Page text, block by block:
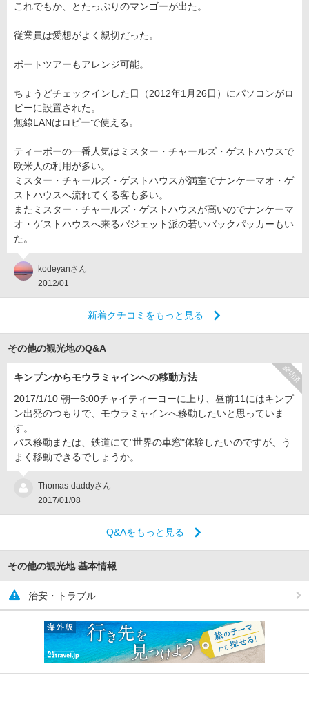
これでもか、とたっぷりのマンゴーが出た。
従業員は愛想がよく親切だった。
ボートツアーもアレンジ可能。
ちょうどチェックインした日（2012年1月26日）にパソコンがロ
ビーに設置された。
無線LANはロビーで使える。
ティーボーの一番人気はミスター・チャールズ・ゲストハウスで
欧米人の利用が多い。
ミスター・チャールズ・ゲストハウスが満室でナンケーマオ・ゲ
ストハウスへ流れてくる客も多い。
またミスター・チャールズ・ゲストハウスが高いのでナンケーマ
オ・ゲストハウスへ来るバジェット派の若いバックパッカーもい
た。
kodeyanさん
2012/01
新着クチコミをもっと見る
その他の観光地のQ&A
締切済
キンプンからモウラミャインへの移動方法
2017/1/10 朝一6:00チャイティーヨーに上り、昼前11にはキンプ
ン出発のつもりで、モウラミャインへ移動したいと思っていま
す。
バス移動または、鉄道にて"世界の車窓"体験したいのですが、う
まく移動できるでしょうか。
Thomas-daddyさん
2017/01/08
Q&Aをもっと見る
その他の観光地 基本情報
治安・トラブル